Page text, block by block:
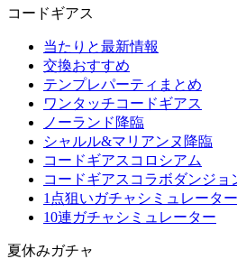
コードギアス
当たりと最新情報
交換おすすめ
テンプレパーティまとめ
ワンタッチコードギアス
ノーランド降臨
シャルル&マリアンヌ降臨
コードギアスコロシアム
コードギアスコラボダンジョ
1点狙いガチャシミュレーター
10連ガチャシミュレーター
夏休みガチャ